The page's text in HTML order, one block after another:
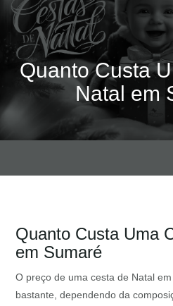
Quanto Custa
Natal em
Quanto Custa Uma
em Sumaré
O preço de uma cesta de Natal
bastante, dependendo da